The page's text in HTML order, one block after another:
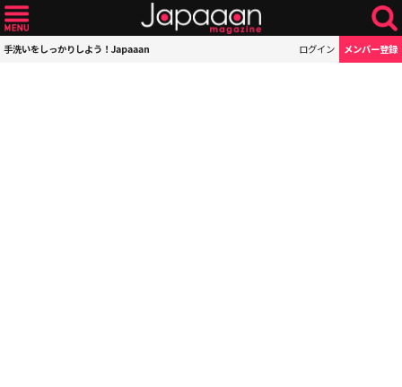
手洗いをしっかりしよう！Japaaan ログイン メンバー登録